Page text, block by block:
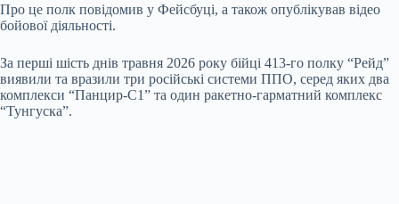
Про це полк повідомив у Фейсбуці, а також опублікував відео
бойової діяльності.
За перші шість днів травня 2026 року бійці 413-го полку “Рейд”
виявили та вразили три російські системи ППО, серед яких два
комплекси “Панцир-С1” та один ракетно-гарматний комплекс
“Тунгуска”.